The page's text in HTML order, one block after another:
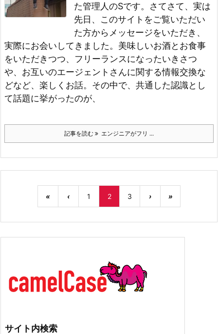
た管理人のSです。 さてさて、実は
先日、このサイトをご覧いただい
た方からメッセージをいただき、
実際にお会いしてきました。 美味しいお酒とお食事
をいただきつつ、フリーランスになったいきさつ
や、お互いのエージェントさんに関する情報交換な
どなど、楽しくお話。その中で、共通した認識とし
て話題に挙がったのが、
記事を読む エンジニアがフリ ...
« ‹ 1 2 3 › »
サイト内検索